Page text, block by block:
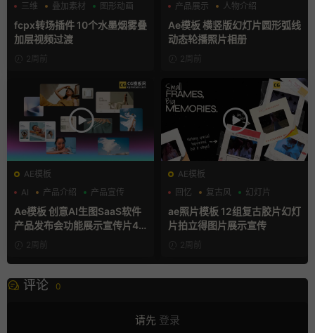
三维
叠加素材 图形动画
fcpx转场插件 10个水墨烟雾叠
加层视频过渡
2周前
产品展示
人物介绍
团队介绍
Ae模板 横竖版幻灯片圆形弧线
动态轮播照片相册
2周前
AE模板
AI
产品介绍 产品宣传
Ae模板 创意AI生图SaaS软件
产品发布会功能展示宣传片4K
片头2周前
AE模板
回忆
复古风 幻灯片
ae照片模板 12组复古胶片幻灯
片拍立得图片展示宣传
2周前
评论 0
请先 登录